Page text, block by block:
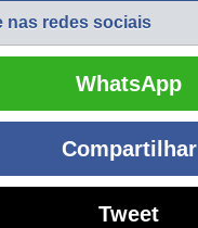
nas redes sociais
WhatsApp
Compartilhar
Tweet